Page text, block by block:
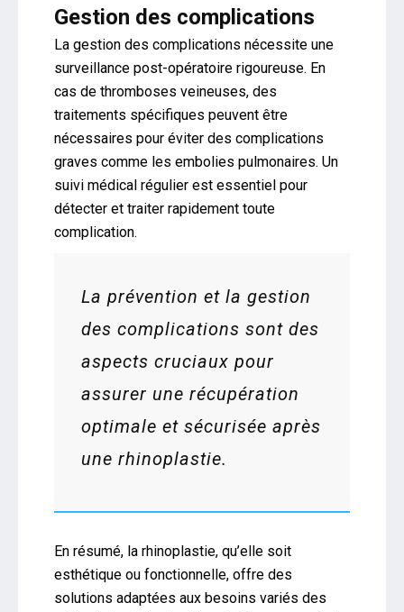
Gestion des complications
La gestion des complications nécessite une
surveillance post-opératoire rigoureuse. En
cas de thromboses veineuses, des
traitements spécifiques peuvent être
nécessaires pour éviter des complications
graves comme les embolies pulmonaires. Un
suivi médical régulier est essentiel pour
détecter et traiter rapidement toute
complication.
La prévention et la gestion
des complications sont des
aspects cruciaux pour
assurer une récupération
optimale et sécurisée après
une rhinoplastie.
En résumé, la rhinoplastie, qu’elle soit
esthétique ou fonctionnelle, offre des
solutions adaptées aux besoins variés des